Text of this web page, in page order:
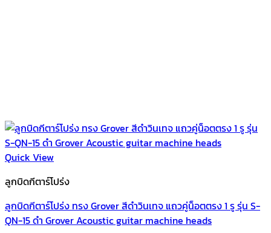
Quick View
ลูกบิดกีตาร์โปร่ง
ลูกบิดกีตาร์โปร่ง ทรง Grover สีดำวินเทจ แถวคู่น็อตตรง 1 รู รุ่น S-
QN-15 ดำ Grover Acoustic guitar machine heads